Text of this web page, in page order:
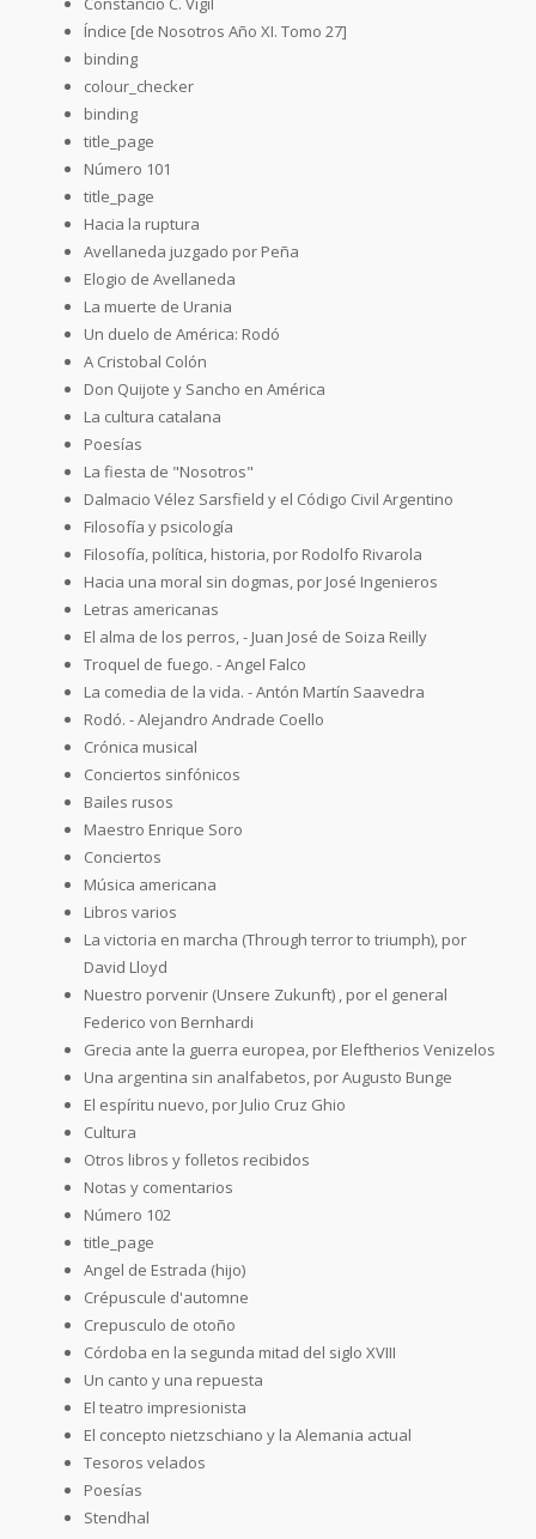
Índice [de Nosotros Año XI. Tomo 27]
binding
colour_checker
binding
title_page
Número 101
title_page
Hacia la ruptura
Avellaneda juzgado por Peña
Elogio de Avellaneda
La muerte de Urania
Un duelo de América: Rodó
A Cristobal Colón
Don Quijote y Sancho en América
La cultura catalana
Poesías
La fiesta de "Nosotros"
Dalmacio Vélez Sarsfield y el Código Civil Argentino
Filosofía y psicología
Filosofía, política, historia, por Rodolfo Rivarola
Hacia una moral sin dogmas, por José Ingenieros
Letras americanas
El alma de los perros, - Juan José de Soiza Reilly
Troquel de fuego. - Angel Falco
La comedia de la vida. - Antón Martín Saavedra
Rodó. - Alejandro Andrade Coello
Crónica musical
Conciertos sinfónicos
Bailes rusos
Maestro Enrique Soro
Conciertos
Música americana
Libros varios
La victoria en marcha (Through terror to triumph), por
David Lloyd
Nuestro porvenir (Unsere Zukunft) , por el general
Federico von Bernhardi
Grecia ante la guerra europea, por Eleftherios Venizelos
Una argentina sin analfabetos, por Augusto Bunge
El espíritu nuevo, por Julio Cruz Ghio
Cultura
Otros libros y folletos recibidos
Notas y comentarios
Número 102
title_page
Angel de Estrada (hijo)
Crépuscule d'automne
Crepusculo de otoño
Córdoba en la segunda mitad del siglo XVIII
Un canto y una repuesta
El teatro impresionista
El concepto nietzschiano y la Alemania actual
Tesoros velados
Poesías
Stendhal